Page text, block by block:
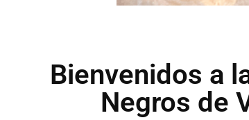
Bienvenidos a
Negros de